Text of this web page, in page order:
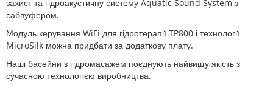
захист та гідроакустичну систему Aquatic Sound System з
сабвуфером.
Модуль керування WiFi для гідротерапії TP800 і технології
MicroSilk можна придбати за додаткову плату.
Наші басейни з гідромасажем поєднують найвищу якість з
сучасною технологією виробництва.